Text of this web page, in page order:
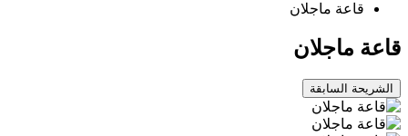
قاعة ماجلان
قاعة ماجلان
الشريحة السابقة